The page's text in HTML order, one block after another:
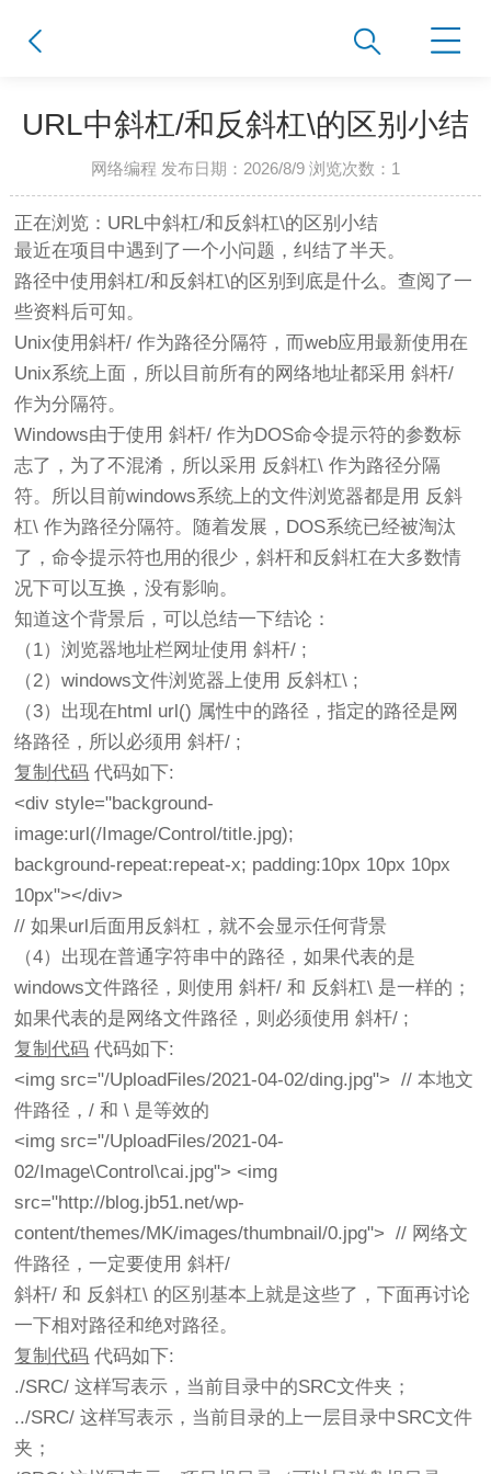
URL中斜杠/和反斜杠\的区别小结
网络编程 发布日期：2026/8/9 浏览次数： 1
正在浏览：URL中斜杠/和反斜杠\的区别小结
最近在项目中遇到了一个小问题，纠结了半天。
路径中使用斜杠/和反斜杠\的区别到底是什么。查阅了一
些资料后可知。
Unix使用斜杆/ 作为路径分隔符，而web应用最新使用在
Unix系统上面，所以目前所有的网络地址都采用 斜杆/
作为分隔符。
Windows由于使用 斜杆/ 作为DOS命令提示符的参数标
志了，为了不混淆，所以采用 反斜杠\ 作为路径分隔
符。所以目前windows系统上的文件浏览器都是用 反斜
杠\ 作为路径分隔符。随着发展，DOS系统已经被淘汰
了，命令提示符也用的很少，斜杆和反斜杠在大多数情
况下可以互换，没有影响。
知道这个背景后，可以总结一下结论：
（1）浏览器地址栏网址使用 斜杆/ ;
（2）windows文件浏览器上使用 反斜杠\ ;
（3）出现在html url() 属性中的路径，指定的路径是网
络路径，所以必须用 斜杆/ ;
复制代码 代码如下:
<div style="background-
image:url(/Image/Control/title.jpg);
background-repeat:repeat-x; padding:10px 10px 10px
10px"></div>
// 如果url后面用反斜杠，就不会显示任何背景
（4）出现在普通字符串中的路径，如果代表的是
windows文件路径，则使用 斜杆/ 和 反斜杠\ 是一样的；
如果代表的是网络文件路径，则必须使用 斜杆/ ;
复制代码 代码如下:
<img src="/UploadFiles/2021-04-02/ding.jpg"> // 本地文
件路径，/ 和 \ 是等效的
<img src="/UploadFiles/2021-04-
02/Image\Control\cai.jpg"> <img
src="http://blog.jb51.net/wp-
content/themes/MK/images/thumbnail/0.jpg"> // 网络文
件路径，一定要使用 斜杆/
斜杆/ 和 反斜杠\ 的区别基本上就是这些了，下面再讨论
一下相对路径和绝对路径。
复制代码 代码如下:
./SRC/ 这样写表示，当前目录中的SRC文件夹；
../SRC/ 这样写表示，当前目录的上一层目录中SRC文件
夹；